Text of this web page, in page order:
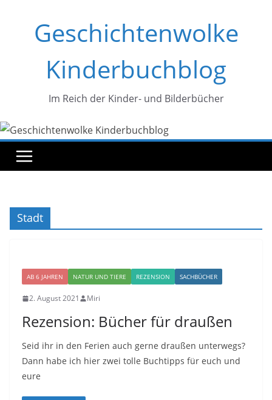
springenGeschichtenwolke
Kinderbuchblog
Im Reich der Kinder- und Bilderbücher
Stadt
AB 6 JAHREN NATUR UND TIERE REZENSION SACHBÜCHER
2. August 2021 Miri
Rezension: Bücher für draußen
Seid ihr in den Ferien auch gerne draußen unterwegs?
Dann habe ich hier zwei tolle Buchtipps für euch und
eure